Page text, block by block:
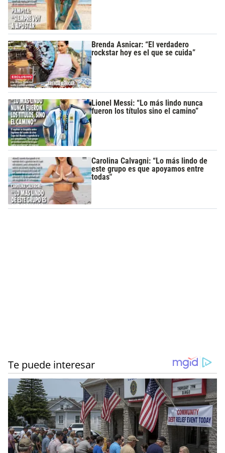
Brenda Asnicar: “El verdadero
rockstar hoy es el que se cuida”
Lionel Messi: “Lo más lindo nunca
fueron los títulos sino el camino”
Carolina Calvagni: “Lo más lindo de
este grupo es que apoyamos entre
todas"